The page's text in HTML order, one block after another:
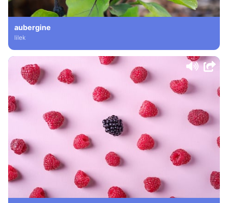
aubergine
lilek